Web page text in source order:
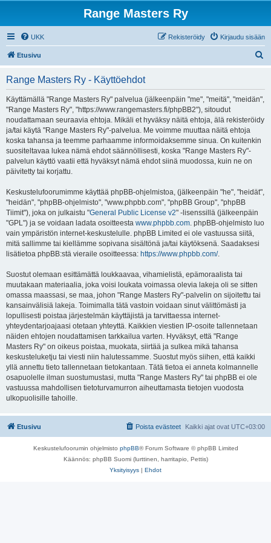
Range Masters Ry
UKK Kirjaudu sisään
Rekisteröidy
Etusivu
Range Masters Ry - Käyttöehdot
Käyttämällä "Range Masters Ry" palvelua (jälkeenpäin "me", "meitä", "meidän",
"Range Masters Ry", "https://www.rangemasters.fi/phpBB2"), sitoudut
noudattamaan seuraavia ehtoja. Mikäli et hyväksy näitä ehtoja, älä rekisteröidy
ja/tai käytä "Range Masters Ry"-palvelua. Me voimme muuttaa näitä ehtoja
koska tahansa ja teemme parhaamme informoidaksemme sinua. On kuitenkin
suositeltavaa lukea nämä ehdot säännöllisesti, koska "Range Masters Ry"-
palvelun käyttö vaatii että hyväksyt nämä ehdot siinä muodossa, kuin ne on
päivitetty tai korjattu.
Keskustelufoorumimme käyttää phpBB-ohjelmistoa, (jälkeenpäin "he", "heidät",
"heidän", "phpBB-ohjelmisto", "www.phpbb.com", "phpBB Group", "phpBB
Tiimit"), joka on julkaistu "General Public License v2" -lisenssillä (jälkeenpäin
"GPL") ja se voidaan ladata osoitteesta www.phpbb.com. phpBB-ohjelmisto luo
vain ympäristön internet-keskustelulle. phpBB Limited ei ole vastuussa siitä,
mitä sallimme tai kiellämme sopivana sisältönä ja/tai käytöksenä. Saadaksesi
lisätietoa phpBB:stä vieraile osoitteessa: https://www.phpbb.com/.
Suostut olemaan esittämättä loukkaavaa, vihamielistä, epämoraalista tai
muutakaan materiaalia, joka voisi loukata voimassa olevia lakeja oli se sitten
omassa maassasi, se maa, johon "Range Masters Ry"-palvelin on sijoitettu tai
kansainvälisiä lakeja. Toimimalla tätä vastoin voidaan sinut välittömästi ja
lopullisesti poistaa järjestelmän käyttäjistä ja tarvittaessa internet-
yhteydentarjoajaasi otetaan yhteyttä. Kaikkien viestien IP-osoite tallennetaan
näiden ehtojen noudattamisen tarkkailua varten. Hyväksyt, että "Range
Masters Ry" on oikeus poistaa, muokata, siirtää ja sulkea mikä tahansa
keskusteluketju tai viesti niin halutessamme. Suostut myös siihen, että kaikki
yllä annettu tieto tallennetaan tietokantaan. Tätä tietoa ei anneta kolmannelle
osapuolelle ilman suostumustasi, mutta "Range Masters Ry" tai phpBB ei ole
vastuussa mahdollisen tietoturvamurron aiheuttamasta tietojen vuodosta
ulkopuolisille tahoille.
Etusivu Kaikki ajat ovat UTC+03:00
Poista evästeet
Keskustelufoorumin ohjelmisto phpBB® Forum Software © phpBB Limited
Käännös: phpBB Suomi (lurttinen, harritapio, Pettis)
Yksityisyys | Ehdot